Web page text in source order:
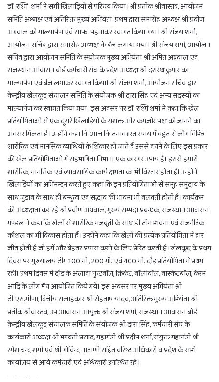
डाॅ. रश्मि शर्मा ने सभी खिलाड़ियों से परिचय किया। श्री प्रतीक श्रीवास्तव, आयोजन
समिति अध्यक्ष एवं अतिरिक्त मुख्य अभियंता-प्रथम द्वारा समारोह अध्यक्ष श्री प्रवीण
अग्रवाल को माल्यार्पण एवं साफा पहनाकर स्वागत किया गया। श्री संजय शर्मा,
आयोजन सचिव द्वारा समारोह अध्यक्ष के बैज लगाया गया। श्री संजय शर्मा, आयोजन
सचिव द्वारा आयोजन समिति के संयोजक मुख्य अभियंता श्री अमित अग्रवाल एवं
राजस्थान आवासन बोर्ड कर्मचारी संघ के प्रदेश अध्यक्ष श्री दशरथ कुमार का
माल्यार्पण एवं बैज लगाकर स्वागत किया। श्री संजय शर्मा, आयोजन सचिव द्वारा
केन्द्रीय खेलकूद संचालन समिति के संयोजक श्री दारा सिंह एवं अन्य सदस्यों का
माल्यार्पण कर स्वागत किया गया। इस अवसर पर डाॅ. रश्मि शर्मा ने कहा कि खेल
प्रतियोगिताओं से एक दूसरे खिलाड़ियों के सशक्त और कमजोर पक्ष को जानने का
अवसर मिलता है। उन्होंने कहा कि आज कि तनावग्रस्त समय में बहुत से लोग विभिन्न
शारीरिक एवं मानसिक व्याधियों के शिकार हो जाते हैं उससे बचने के लिए इस प्रकार
की खेल प्रतियोगिताओं में सहभागिता निभाना एक कारगर उपाय हैं। इससे हमारी
शारीरिक, मानसिक एवं व्यावसायिक कार्य क्षमता का भी विस्तार होता है। उन्होंने
खिलाड़ियों का अभिनन्दन करते हुए कहा कि इन प्रतियोगिताओं से समूह समुदाय के
साथ जुड़ाव के साथ ही बन्धुत्व एवं सद्भाव की भावना भी बलवती होती है। कार्यक्रम
की अध्यक्षता कर रहे श्री प्रवीण अग्रवाल, मुख्य सम्पदा प्रबन्धक, राजस्थान आवासन
मण्डल ने कहा कि खेलों से शारीरिक मजबूती के साथ ही टीम भावना एवं राजनैतिक
कौशल का भी विकास होता हैं। उन्होंने कहा कि खेलों की प्रत्येक प्रतियोगिता में हार-
जीत होती है जो हमें और बेहतर प्रयास करने के लिए प्रेरित करती है। खेलकूद के प्रथम
दिवस पर मुख्यालय टीम 100 मी., 200 मी. एवं 400 मी. दौड़ प्रतियोगिता में प्रथम
रही। प्रथम दिवस में दौड़ के अलावा फुटबाॅल, क्रिकेट, बाॅलीवाॅल, बास्केटबाॅल, कैरम
आदि के लीग मैच आयोजित किये गये। इस अवसर पर मुख्य अभियंता श्री
टी.एस.मीणा, वित्तीय सलाहकार श्री रोहताष यादव, अतिरिक्त मुख्य अभियंता श्री
प्रतीक श्रीवास्तव, उप आवासन आयुक्त श्री संजय शर्मा, राजस्थान आवासन बोर्ड
केन्द्रीय खेलकूद संचालक समिति के संयोजक श्री दारा सिंह, कर्मचारी संघ के
कार्यकारी अध्यक्ष श्री भगवती प्रसाद, महामंत्री श्री प्रदीप शर्मा, संयुक्त महामंत्री श्री
रमेश चन्द शर्मा एवं श्री गोविन्द नाटाणी सहित वरिष्ठ अधिकारी व प्रदेश के सभी
कार्यालय से आये कर्मचारी एवं अधिकारी उपस्थित रहे।
—————